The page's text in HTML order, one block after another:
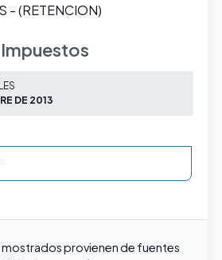
- (RETENCION)
DE 2013
provienen de fuentes